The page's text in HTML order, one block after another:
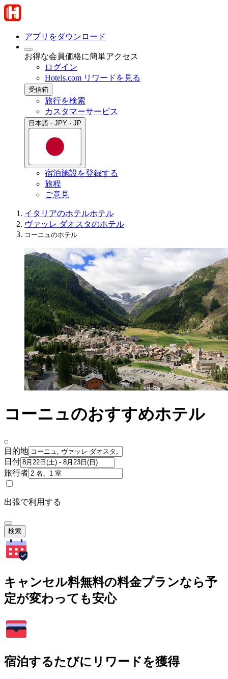
アプリをダウンロード
お得な会員価格に簡単アクセス
ログイン
Hotels.com リワードを見る
受信箱
旅行を検索
カスタマーサービス
日本語 · JPY · JP
宿泊施設を登録する
旅程
ご意見
イタリアのホテルホテル
ヴァッレ ダオスタのホテル
コーニュのホテル
コーニュのおすすめホテル
目的地
日付
旅行者
出張で利用する
検索
キャンセル料無料の料金プランなら予
定が変わっても安心
宿泊するたびにリワードを獲得